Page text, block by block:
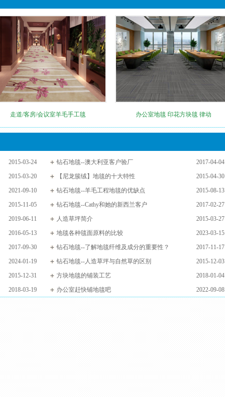
走道/客房/会议室羊毛手工毯 办公室地毯 印花方块毯 律动
2015-03-24 2017-04-04
钻石地毯--澳大利亚客户验厂
2015-03-20
2015-04-30
【尼龙簇绒】地毯的十大特性
2021-09-10
2015-08-13
钻石地毯--羊毛工程地毯的优缺点
2015-11-05
2017-02-27
钻石地毯--Cathy和她的新西兰客户
2019-06-11
2015-03-27
人造草坪简介
2016-05-13
2023-03-15
地毯各种毯面原料的比较
2017-09-30
2017-11-17
钻石地毯--了解地毯纤维及成分的重要性？
2024-01-19
2015-12-03
钻石地毯--人造草坪与自然草的区别
2015-12-31
2018-01-04
方块地毯的铺装工艺
2018-03-19
2022-09-08
办公室赶快铺地毯吧